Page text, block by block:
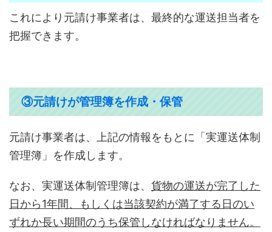
これにより元請け事業者は、最終的な運送担当者を
把握できます。
③元請けが管理簿を作成・保管
元請け事業者は、上記の情報をもとに「実運送体制
管理簿」を作成します。
なお、実運送体制管理簿は、 貨物の運送が完了した
日から1年間、もしくは当該契約が満了する日のい
ずれか長い期間のうち保管しなければなりません。